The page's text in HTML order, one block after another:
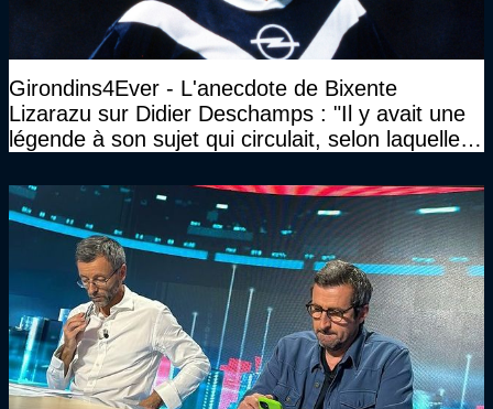
Girondins4Ever - L'anecdote de Bixente
Lizarazu sur Didier Deschamps : "Il y avait une
légende à son sujet qui circulait, selon laquelle il